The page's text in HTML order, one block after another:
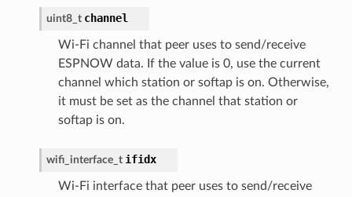
uint8_t channel
Wi-Fi channel that peer uses to send/receive
ESPNOW data. If the value is 0, use the current
channel which station or softap is on. Otherwise,
it must be set as the channel that station or
softap is on.
wifi_interface_t ifidx
Wi-Fi interface that peer uses to send/receive